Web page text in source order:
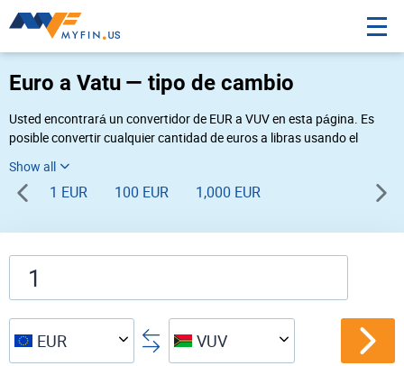
Euro a Vatu — tipo de cambio
Usted encontrará un convertidor de EUR a VUV en esta página. Es
posible convertir cualquier cantidad de euros a libras usando el
usted necesita una conversión inversa, vaya al convertidor de pares
deVUV EUR.
1 EUR 100 EUR 1,000 EUR
EUR VUV